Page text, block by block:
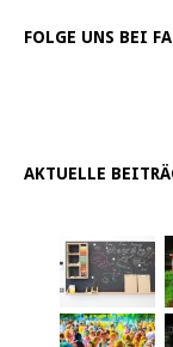
FOLGE UNS BEI
AKTUELLE